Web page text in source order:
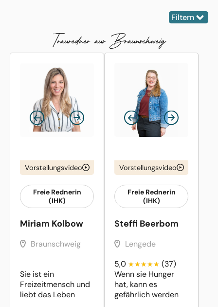
Filtern
Trauredner aus Braunschweig
Vorstellungsvideo
Freie Rednerin
(IHK)
Miriam Kolbow
Braunschweig
Sie ist ein
Freizeitmensch und
liebt das Leben
Vorstellungsvideo
Freie Rednerin
(IHK)
Steffi Beerbom
Lengede
5,0
(37)
Wenn sie Hunger
hat, kann es
gefährlich werden